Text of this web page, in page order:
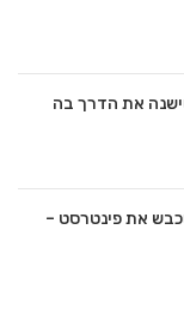
את הדרך בה
את פינטרסט –